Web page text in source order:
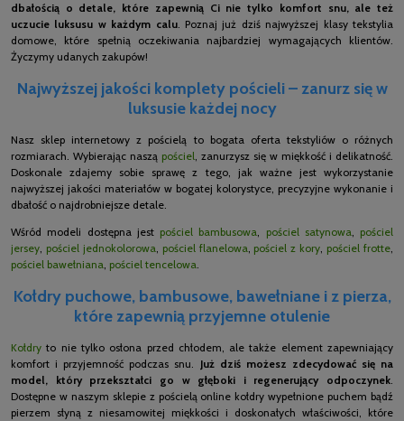
dbałością o detale, które zapewnią Ci nie tylko komfort snu, ale też
uczucie luksusu w każdym calu. Poznaj już dziś najwyższej klasy tekstylia
domowe, które spełnią oczekiwania najbardziej wymagających klientów.
Życzymy udanych zakupów!
Najwyższej jakości komplety pościeli – zanurz się w
luksusie każdej nocy
Nasz sklep internetowy z pościelą to bogata oferta tekstyliów o różnych
rozmiarach. Wybierając naszą pościel, zanurzysz się w miękkość i delikatność.
Doskonale zdajemy sobie sprawę z tego, jak ważne jest wykorzystanie
najwyższej jakości materiałów w bogatej kolorystyce, precyzyjne wykonanie i
dbałość o najdrobniejsze detale.
Wśród modeli dostępna jest pościel bambusowa, pościel satynowa, pościel
jersey, pościel jednokolorowa, pościel flanelowa, pościel z kory, pościel frotte,
pościel bawełniana, pościel tencelowa.
Kołdry puchowe, bambusowe, bawełniane i z pierza,
które zapewnią przyjemne otulenie
Kołdry to nie tylko osłona przed chłodem, ale także element zapewniający
komfort i przyjemność podczas snu. Już dziś możesz zdecydować się na
model, który przekształci go w głęboki i regenerujący odpoczynek.
Dostępne w naszym sklepie z pościelą online kołdry wypełnione puchem bądź
pierzem słyną z niesamowitej miękkości i doskonałych właściwości, które